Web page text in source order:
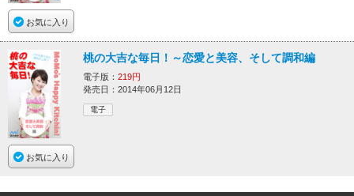
お気に入り
お気に入り
桃の大吉な毎日！～恋愛と美容、そして調和編
電子版： 219円
発売日：2014年06月12日
電子